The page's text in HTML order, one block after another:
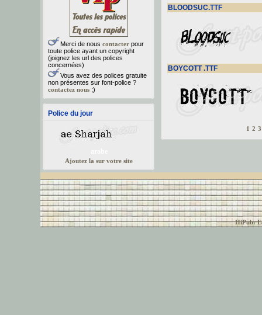
Merci de nous contacterpour
toute police ayant un copyright
(joignez les url des polices
concernées)
Vous avez des polices gratuite
non présentes sur font-police ?
contactez nous;)
Police du jour
Ajoutez la sur votre site
BLOODSUC.TTF
BOYCOTT .TTF
1 2 3
HiPub: